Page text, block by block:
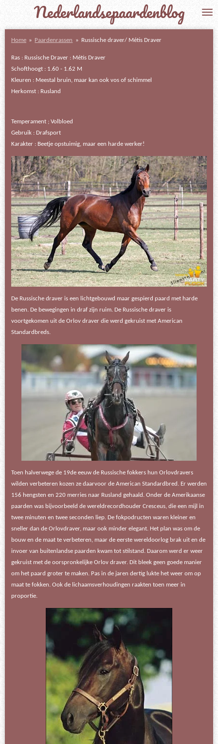
de
hoofdinhoud
Nederlandsepaardenblog
Home » Paardenrassen » Russische draver/ Métis Draver
Ras : Russische Draver : Métis Draver
Schofthoogt : 1.60 - 1.62 M
Kleuren : Meestal bruin, maar kan ook vos of schimmel
Herkomst : Rusland
Temperament ; Volbloed
Gebruik : Drafsport
Karakter : Beetje opstuimig, maar een harde werker!
De Russische draver is een lichtgebouwd maar gespierd paard met harde
benen. De bewegingen in draf zijn ruim. De Russische draver is
voortgekomen uit de Orlov draver die werd gekruist met American
Standardbreds.
Toen halverwege de 19de eeuw de Russische fokkers hun Orlovdravers
wilden verbeteren kozen ze daarvoor de American Standardbred. Er werden
156 hengsten en 220 merries naar Rusland gehaald. Onder de Amerikaanse
paarden was bijvoorbeeld de wereldrecordhouder Cresceus, die een mijl in
twee minuten en twee seconden liep. De fokpodructen waren kleiner en
sneller dan de Orlovdraver, maar ook minder elegant. Het plan was om de
bouw en de maat te verbeteren, maar de eerste wereldoorlog brak uit en de
invoer van buitenlandse paarden kwam tot stilstand. Daarom werd er weer
gekruist met de oorspronkelijke Orlov draver. Dit bleek geen goede manier
om het paard groter te maken. Pas in de jaren dertig lukte het weer om op
maat te fokken. Ook de lichaamsverhoudingen raakten toen meer in
proportie.